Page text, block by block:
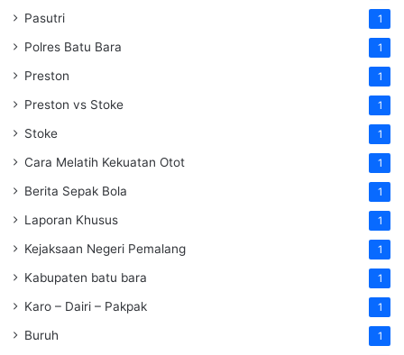
Pasutri 1
Polres Batu Bara 1
Preston 1
Preston vs Stoke 1
Stoke 1
Cara Melatih Kekuatan Otot 1
Berita Sepak Bola 1
Laporan Khusus 1
Kejaksaan Negeri Pemalang 1
Kabupaten batu bara 1
Karo – Dairi – Pakpak 1
Buruh 1